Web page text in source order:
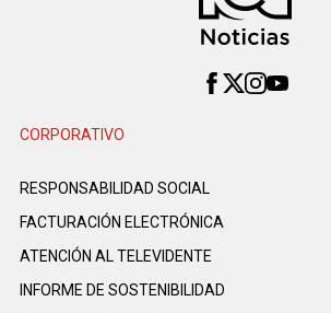
CORPORATIVO
RESPONSABILIDAD SOCIAL
FACTURACIÓN ELECTRÓNICA
ATENCIÓN AL TELEVIDENTE
INFORME DE SOSTENIBILIDAD